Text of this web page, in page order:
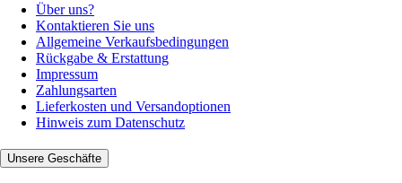
Über uns?
Kontaktieren Sie uns
Allgemeine Verkaufsbedingungen
Rückgabe & Erstattung
Impressum
Zahlungsarten
Lieferkosten und Versandoptionen
Hinweis zum Datenschutz
Unsere Geschäfte